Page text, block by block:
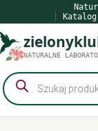
do
treści
NATURALNE
Wyszukiwarka
produktów